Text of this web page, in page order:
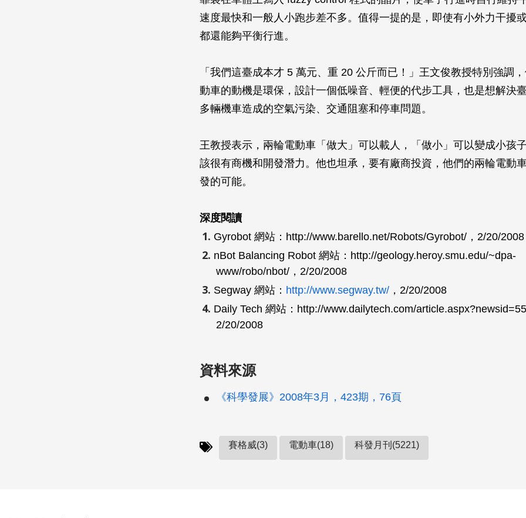
速度最快和一般人小跑步差不多。值得一提的是，即使有小外力干擾
都還能夠平衡行進。
「我們這臺成本才 5 萬元、重 20 公斤而已！」王文俊教授特別強調
動車的動機是環保，設計一個低噪音、輕便的代步工具，也是想解決
多輛機車造成的空氣污染、交通阻塞和停車問題。
王教授表示，兩輪電動車「做大」可以載人，「做小」可以變成小孩
該很有商機和開發潛力。他也坦承，要有廠商投資，他們的兩輪電動
發的可能。
深度閱讀
Gyrobot 網站：http://www.barello.net/Robots/Gyrobot/，2/20/2008
nBot Balancing Robot 網站：http://geology.heroy.smu.edu/~dpa-
www/robo/nbot/，2/20/2008
Segway 網站： http://www.segway.tw/ ，2/20/2008
Daily Tech 網站：http://www.dailytech.com/
2/20/2008
資料來源
《科學發展》2008年3月，423期，76頁
賽格威(3) 電動車(18) 科發月刊(5221)